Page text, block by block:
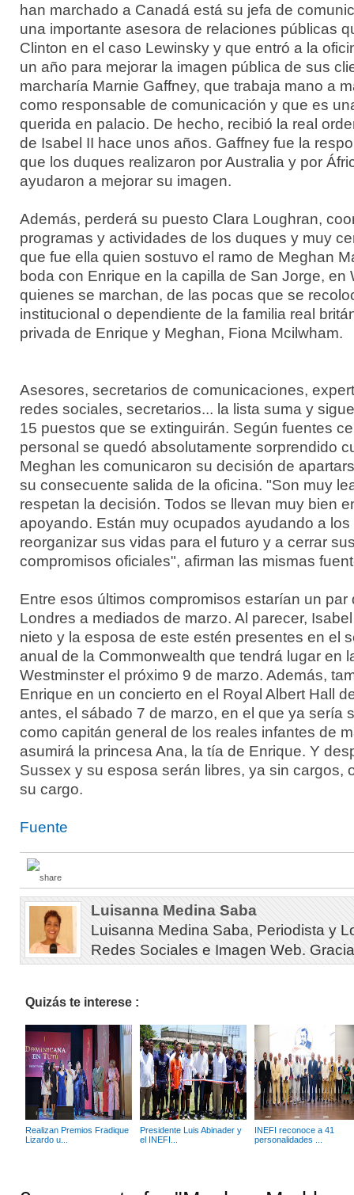
han marchado a Canadá está su jefa de
una importante asesora de relaciones públicas
Clinton en el caso Lewinsky y que entró a la
un año para mejorar la imagen pública de sus
marcharía Marnie Gaffney, que trabaja mano a
como responsable de comunicación y que es
querida en palacio. De hecho, recibió la real
de Isabel II hace unos años. Gaffney fue la
que los duques realizaron por Australia y por
ayudaron a mejorar su imagen.
Además, perderá su puesto Clara Loughran,
programas y actividades de los duques y muy
que fue ella quien sostuvo el ramo de Meghan
boda con Enrique en la capilla de San Jorge, en
quienes se marchan, de las pocas que se
institucional o dependiente de la familia real
privada de Enrique y Meghan, Fiona Mcilwham.
Asesores, secretarios de comunicaciones,
redes sociales, secretarios... la lista suma y
15 puestos que se extinguirán. Según fuentes
personal se quedó absolutamente sorprendido
Meghan les comunicaron su decisión de
su consecuente salida de la oficina. "Son muy
respetan la decisión. Todos se llevan muy bien
apoyando. Están muy ocupados ayudando a
reorganizar sus vidas para el futuro y a cerrar
compromisos oficiales", afirman las mismas
Entre esos últimos compromisos estarían un par
Londres a mediados de marzo. Al parecer,
nieto y la esposa de este estén presentes en el
anual de la Commonwealth que tendrá lugar en
Westminster el próximo 9 de marzo. Además,
Enrique en un concierto en el Royal Albert Hall
antes, el sábado 7 de marzo, en el que ya sería
como capitán general de los reales infantes de
asumirá la princesa Ana, la tía de Enrique. Y
Sussex y su esposa serán libres, ya sin cargos,
su cargo.
Fuente
Luisanna Medina Saba
Luisanna Medina Saba, Periodista y
Redes Sociales e Imagen Web.
Quizás te interese :
Realizan Premios Fradique
Lizardo u...
Presidente Luis Abinader y
el INEFI...
INEFI reconoce a 41
personalidades ...